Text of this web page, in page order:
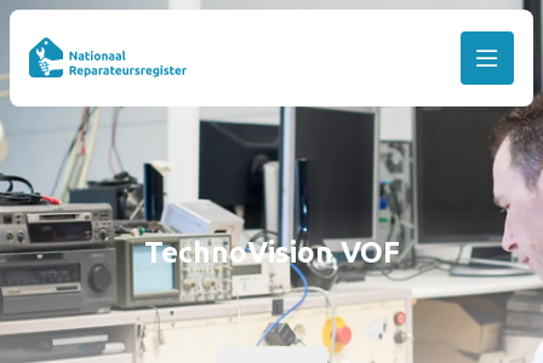
TechnoVision VOF